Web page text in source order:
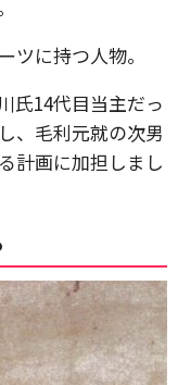
ツに持つ人物。
氏14代目当主だっ
、毛利元就の次男
計画に加担しまし